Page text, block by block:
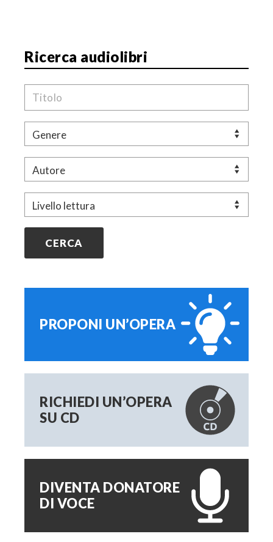
o
Ricerca audiolibri
PROPONI UN’OPERA
RICHIEDI UN’OPERA
SU CD
DIVENTA DONATORE
DI VOCE